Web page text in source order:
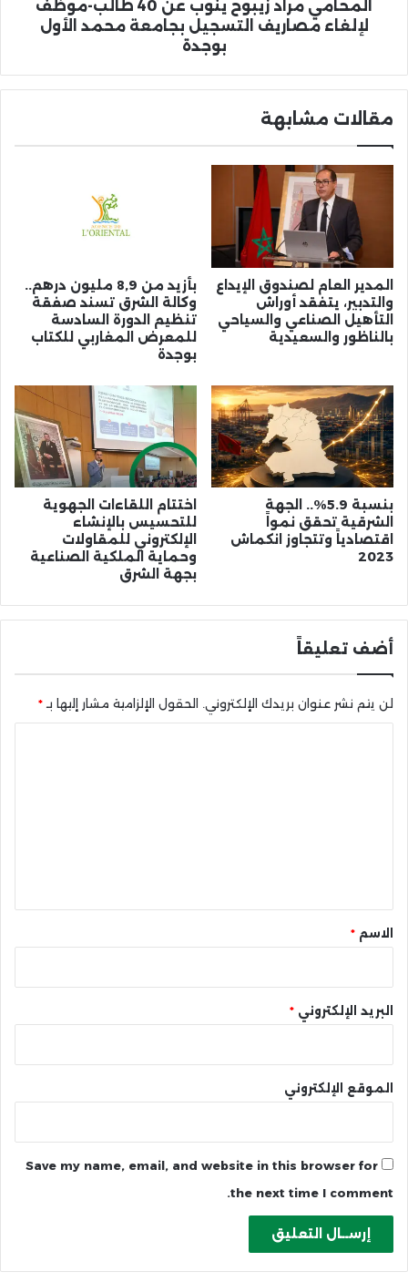
مصاريف
التسجيل
الأول
المحامي مراد زيبوح ينوب عن 40 طالب-موظف
لإلغاء مصاريف التسجيل بجامعة محمد الأول
بوجدة
مقالات مشابهة
المدير العام لصندوق الإيداع
والتدبير، يتفقد أوراش
التأهيل الصناعي والسياحي
بالناظور والسعيدية
بأزيد من 8,9 مليون درهم..
وكالة الشرق تسند صفقة
تنظيم الدورة السادسة
للمعرض المغاربي للكتاب
بوجدة
بنسبة 5.9%.. الجهة
الشرقية تحقق نمواً
اقتصادياً وتتجاوز انكماش
2023
اختتام اللقاءات الجهوية
للتحسيس بالإنشاء
الإلكتروني للمقاولات
وحماية الملكية الصناعية
بجهة الشرق
أضف تعليقاً
لن يتم نشر عنوان بريدك الإلكتروني. الحقول الإلزامية مشار إليها بـ*
* الاسم *
البريد الإلكتروني *
الموقع الإلكتروني
Save my name, email, and website in this browser for
the next time I comment.